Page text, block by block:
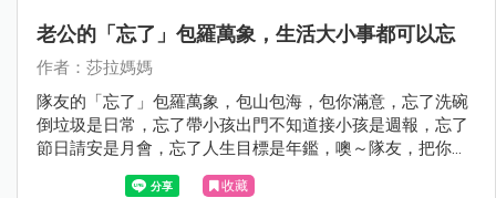
老公的「忘了」包羅萬象，生活大小事都可以忘
作者：莎拉媽媽
隊友的「忘了」包羅萬象，包山包海，包你滿意，忘了洗碗
倒垃圾是日常，忘了帶小孩出門不知道接小孩是週報，忘了
節日請安是月會，忘了人生目標是年鑑，噢～隊友，把你自
己也忘了吧～～
收藏